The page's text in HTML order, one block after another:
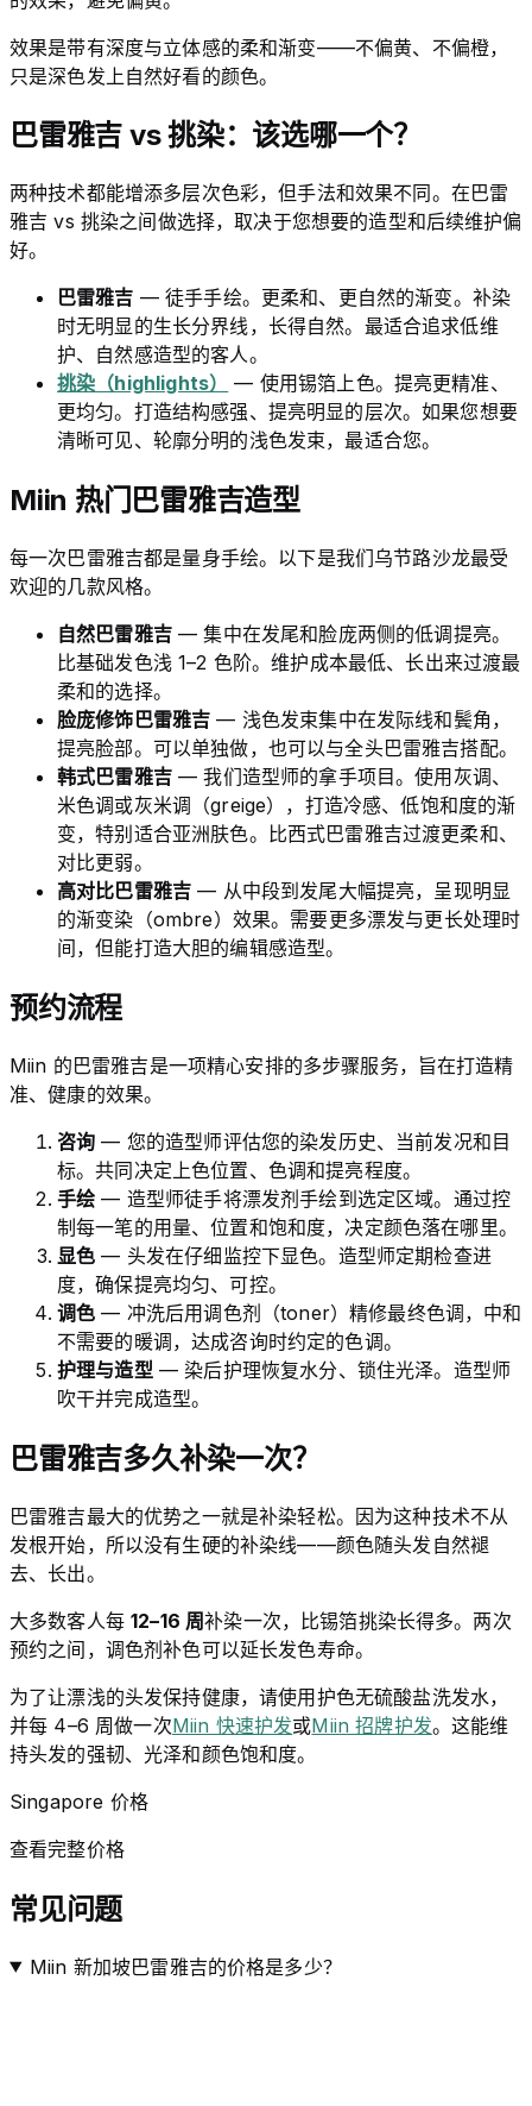
效果是带有深度与立体感的柔和渐变——不偏黄、不偏橙，
只是深色发上自然好看的颜色。
巴雷雅吉 vs 挑染：该选哪一个？
两种技术都能增添多层次色彩，但手法和效果不同。在巴雷
雅吉 vs 挑染之间做选择，取决于您想要的造型和后续维护偏
好。
巴雷雅吉 — 徒手手绘。更柔和、更自然的渐变。补染
时无明显的生长分界线，长得自然。最适合追求低维
护、自然感造型的客人。
挑染（highlights）
— 使用锡箔上色。提亮更精准、
更均匀。打造结构感强、提亮明显的层次。如果您想要
清晰可见、轮廓分明的浅色发束，最适合您。
Miin 热门巴雷雅吉造型
每一次巴雷雅吉都是量身手绘。以下是我们乌节路沙龙最受
欢迎的几款风格。
自然巴雷雅吉— 集中在发尾和脸庞两侧的低调提亮。
比基础发色浅 1–2 色阶。维护成本最低、长出来过渡最
柔和的选择。
脸庞修饰巴雷雅吉 — 浅色发束集中在发际线和鬓角，
提亮脸部。可以单独做，也可以与全头巴雷雅吉搭配。
韩式巴雷雅吉— 我们造型师的拿手项目。使用灰调、
米色调或灰米调（greige），打造冷感、低饱和度的渐
变，特别适合亚洲肤色。比西式巴雷雅吉过渡更柔和、
对比更弱。
高对比巴雷雅吉 — 从中段到发尾大幅提亮，呈现明显
的渐变染（ombre）效果。需要更多漂发与更长处理时
间，但能打造大胆的编辑感造型。
预约流程
Miin 的巴雷雅吉是一项精心安排的多步骤服务，旨在打造精
准、健康的效果。
咨询 — 您的造型师评估您的染发历史、当前发况和目
标。共同决定上色位置、色调和提亮程度。
手绘 — 造型师徒手将漂发剂手绘到选定区域。通过控
制每一笔的用量、位置和饱和度，决定颜色落在哪里。
显色 — 头发在仔细监控下显色。造型师定期检查进
度，确保提亮均匀、可控。
调色 — 冲洗后用调色剂（toner）精修最终色调，中和
不需要的暖调，达成咨询时约定的色调。
护理与造型 — 染后护理恢复水分、锁住光泽。造型师
吹干并完成造型。
巴雷雅吉多久补染一次？
巴雷雅吉最大的优势之一就是补染轻松。因为这种技术不从
发根开始，所以没有生硬的补染线——颜色随头发自然褪
去、长出。
大多数客人每12–16 周补染一次，比锡箔挑染长得多。两次
预约之间，调色剂补色可以延长发色寿命。
为了让漂浅的头发保持健康，请使用护色无硫酸盐洗发水，
并每 4–6 周做一次Miin 快速护发或Miin 招牌护发。这能维
持头发的强韧、光泽和颜色饱和度。
Singapore 价格
查看完整价格
常见问题
Miin 新加坡巴雷雅吉的价格是多少？